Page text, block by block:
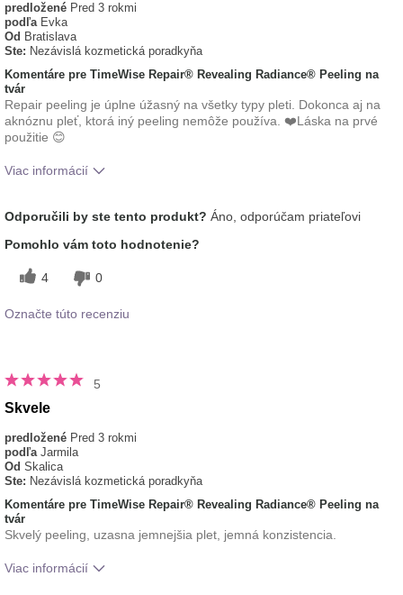
predložené Pred 3 rokmi
podľa Evka
Od Bratislava
Ste: Nezávislá kozmetická poradkyňa
Komentáre pre TimeWise Repair® Revealing Radiance® Peeling na
tvár
Repair peeling je úplne úžasný na všetky typy pleti. Dokonca aj na
aknóznu pleť, ktorá iný peeling nemôže používa. ❤️Láska na prvé
použitie 😊
Viac informácií
s používaním tohto
prípravku?
vstrebáva, Osviežujúci, Príjemný pocit
na pokožke
Odporučili by ste tento produkt? Áno, odporúčam priateľovi
Pomohlo vám toto hodnotenie?
4 0
Označte túto recenziu
5
Skvele
predložené Pred 3 rokmi
podľa Jarmila
Od Skalica
Ste: Nezávislá kozmetická poradkyňa
Komentáre pre TimeWise Repair® Revealing Radiance® Peeling na
tvár
Skvelý peeling, uzasna jemnejšia plet, jemná konzistencia.
Viac informácií